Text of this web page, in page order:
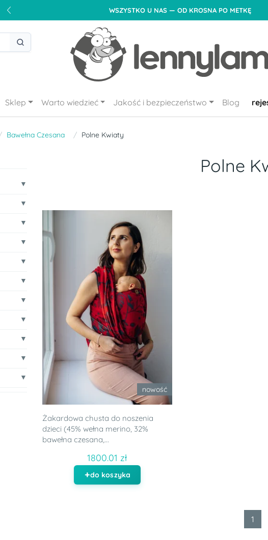
WSZYSTKO U NAS — OD KROSNA PO METKĘ
Sklep Warto wiedzieć Jakość i bezpieczeństwo Blog
Bawełna Czesana Polne Kwiaty
Polne
nowość
Żakardowa chusta do noszenia
dzieci (45% wełna merino, 32%
bawełna czesana,...
1800.01 zł
do koszyka
1